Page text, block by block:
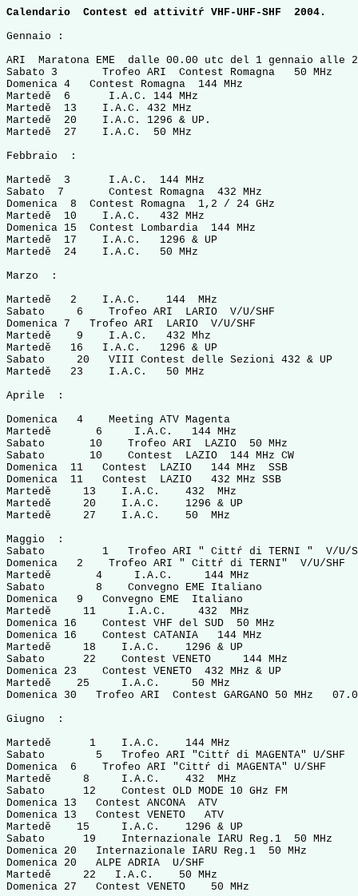
Calendario  Contest ed attivitŕ VHF-UHF-SHF  2004.
Gennaio :
ARI  Maratona EME  dalle 00.00 utc del 1 gennaio alle
Sabato 3       Trofeo ARI  Contest Romagna   50 MHz
Domenica 4   Contest Romagna  144 MHz
Martedě  6      I.A.C. 144 MHz
Martedě  13    I.A.C. 432 MHz
Martedě  20    I.A.C. 1296 & UP.
Martedě  27    I.A.C.  50 MHz
Febbraio  :
Martedě  3      I.A.C.  144 MHz
Sabato  7       Contest Romagna  432 MHz
Domenica  8  Contest Romagna  1,2 / 24 GHz
Martedě  10    I.A.C.   432 MHz
Domenica 15  Contest Lombardia  144 MHz
Martedě  17    I.A.C.   1296 & UP
Martedě  24    I.A.C.   50 MHz
Marzo  :
Martedě   2    I.A.C.    144  MHz
Sabato     6    Trofeo ARI  LARIO  V/U/SHF
Domenica 7   Trofeo ARI  LARIO  V/U/SHF
Martedě    9    I.A.C.   432 Mhz
Martedě   16   I.A.C.   1296 & UP
Sabato     20   VIII Contest delle Sezioni 432 &
Martedě   23    I.A.C.   50 MHz
Aprile  :
Domenica   4    Meeting ATV Magenta
Martedě       6     I.A.C.   144 MHz
Sabato       10    Trofeo ARI  LAZIO  50 MHz
Sabato       10    Contest  LAZIO  144 MHz CW
Domenica  11   Contest  LAZIO   144 MHz  SSB
Domenica  11   Contest  LAZIO   432 MHz SSB
Martedě     13    I.A.C.    432  MHz
Martedě     20    I.A.C.    1296 & UP
Martedě     27    I.A.C.    50  MHz
Maggio  :
Sabato         1   Trofeo ARI " Cittŕ di TERNI "  V/U/
Domenica   2    Trofeo ARI " Cittŕ di TERNI"  V/U/
Martedě       4     I.A.C.     144 MHz
Sabato        8    Convegno EME Italiano
Domenica   9   Convegno EME  Italiano
Martedě     11     I.A.C.     432  MHz
Domenica 16    Contest VHF del SUD  50 MHz
Domenica 16    Contest CATANIA   144 MHz
Martedě     18    I.A.C.    1296 & UP
Sabato      22    Contest VENETO     144 MHz
Domenica 23    Contest VENETO  432 MHz & UP
Martedě    25     I.A.C.     50 MHz
Domenica 30   Trofeo ARI  Contest GARGANO 50 MHz
Giugno  :
Martedě      1    I.A.C.    144 MHz
Sabato        5   Trofeo ARI "Cittŕ di MAGENTA" U/
Domenica  6    Trofeo ARI "Cittŕ di MAGENTA" U/
Martedě     8     I.A.C.    432  MHz
Sabato      12    Contest OLD MODE 10 GHz FM
Domenica 13   Contest ANCONA  ATV
Domenica 13   Contest VENETO   ATV
Martedě    15     I.A.C.    1296 & UP
Sabato      19    Internazionale IARU Reg.1  50
Domenica 20   Internazionale IARU Reg.1  50
Domenica 20   ALPE ADRIA  U/SHF
Martedě     22   I.A.C.    50 MHz
Domenica 27   Contest VENETO    50 MHz